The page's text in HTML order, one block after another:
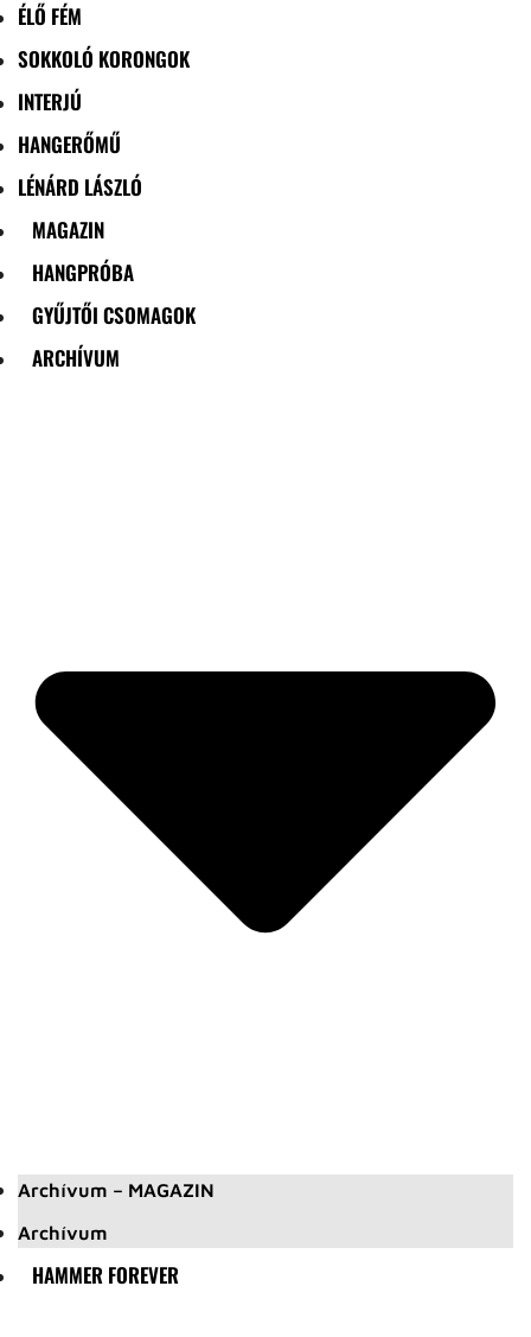
ÉLŐ FÉM
SOKKOLÓ KORONGOK
INTERJÚ
HANGERŐMŰ
LÉNÁRD LÁSZLÓ
MAGAZIN
HANGPRÓBA
GYŰJTŐI CSOMAGOK
ARCHÍVUM
Archívum – MAGAZIN
Archívum
HAMMER FOREVER